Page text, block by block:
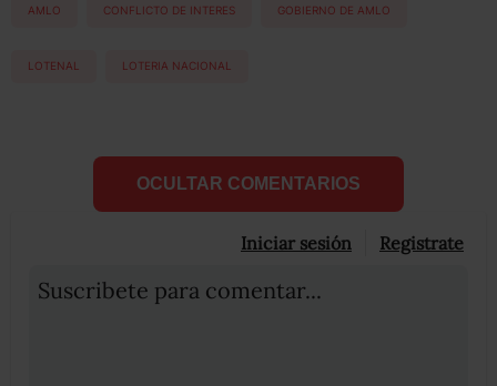
AMLO CONFLICTO DE INTERES GOBIERNO DE AMLO
LOTENAL LOTERIA NACIONAL
OCULTAR COMENTARIOS
Iniciar sesión Registrate
Suscribete para comentar...